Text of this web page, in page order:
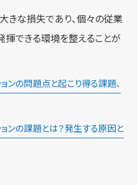
きな損失であり、個々の従業
できる環境を整えることが
ンの問題点と起こり得る課題、
ンの課題とは？発生する原因と